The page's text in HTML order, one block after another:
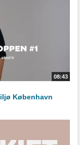
08:43
København